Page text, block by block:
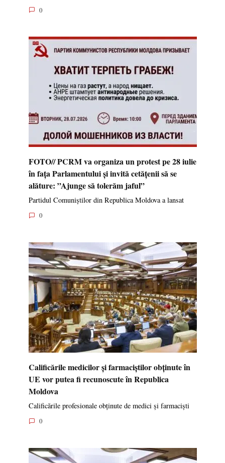
0
FOTO// PCRM va organiza un protest pe 28 iulie
în fața Parlamentului și invită cetățenii să se
alăture: ”Ajunge să tolerăm jaful”
Partidul Comuniștilor din Republica Moldova a lansat
0
Calificările medicilor și farmaciștilor obținute în
UE vor putea fi recunoscute în Republica
Moldova
Calificările profesionale obținute de medici și farmaciști
0